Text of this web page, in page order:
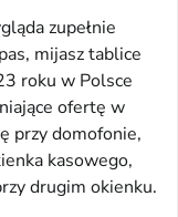
zupełnie
mijasz tablice
roku w Polsce
ofertę w
przy domofonie,
kasowego,
drugim okienku.